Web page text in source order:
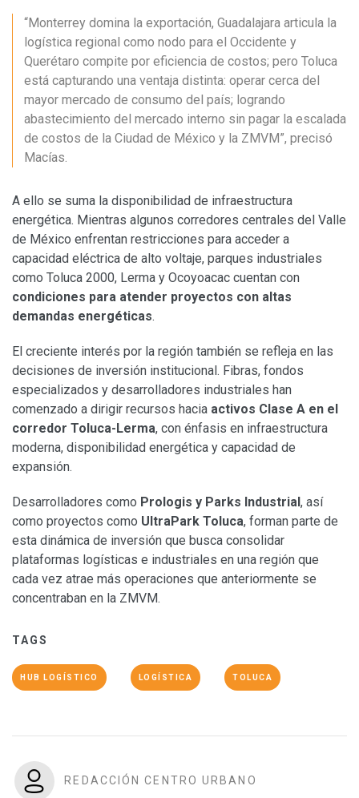
“Monterrey domina la exportación, Guadalajara articula la
logística regional como nodo para el Occidente y
Querétaro compite por eficiencia de costos; pero Toluca
está capturando una ventaja distinta: operar cerca del
mayor mercado de consumo del país; logrando
abastecimiento del mercado interno sin pagar la escalada
de costos de la Ciudad de México y la ZMVM”, precisó
Macías.
A ello se suma la disponibilidad de infraestructura
energética. Mientras algunos corredores centrales del Valle
de México enfrentan restricciones para acceder a
capacidad eléctrica de alto voltaje, parques industriales
como Toluca 2000, Lerma y Ocoyoacac cuentan con
condiciones para atender proyectos con altas
demandas energéticas.
El creciente interés por la región también se refleja en las
decisiones de inversión institucional. Fibras, fondos
especializados y desarrolladores industriales han
comenzado a dirigir recursos hacia activos Clase A en el
corredor Toluca-Lerma, con énfasis en infraestructura
moderna, disponibilidad energética y capacidad de
expansión.
Desarrolladores como Prologis y Parks Industrial, así
como proyectos como UltraPark Toluca, forman parte de
esta dinámica de inversión que busca consolidar
plataformas logísticas e industriales en una región que
cada vez atrae más operaciones que anteriormente se
concentraban en la ZMVM.
TAGS
HUB LOGÍSTICO LOGÍSTICA TOLUCA
REDACCIÓN CENTRO URBANO